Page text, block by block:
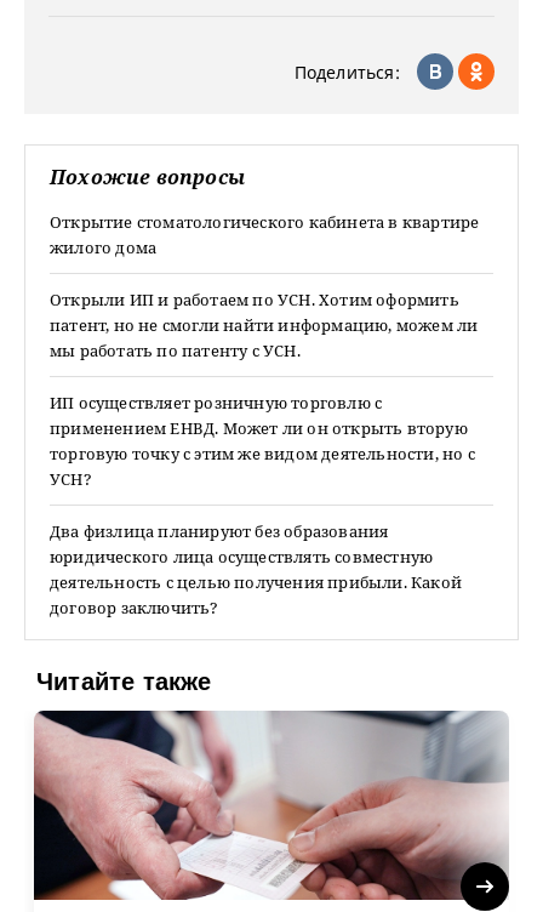
Поделиться:
Похожие вопросы
Открытие стоматологического кабинета в квартире
жилого дома
Открыли ИП и работаем по УСН. Хотим оформить
патент, но не смогли найти информацию, можем ли
мы работать по патенту с УСН.
ИП осуществляет розничную торговлю с
применением ЕНВД. Может ли он открыть вторую
торговую точку с этим же видом деятельности, но с
УСН?
Два физлица планируют без образования
юридического лица осуществлять совместную
деятельность с целью получения прибыли. Какой
договор заключить?
Читайте также
Next